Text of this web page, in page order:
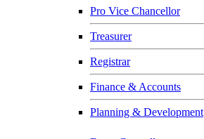
Pro Vice Chancellor
Treasurer
Registrar
Finance & Accounts
Planning & Development